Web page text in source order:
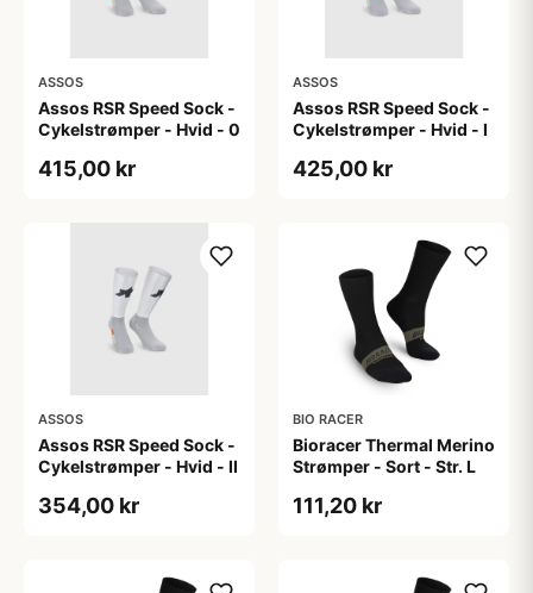
ASSOS
Assos RSR Speed Sock -
Cykelstrømper - Hvid - 0
415,00 kr
ASSOS
Assos RSR Speed Sock -
Cykelstrømper - Hvid - I
425,00 kr
ASSOS
Assos RSR Speed Sock -
Cykelstrømper - Hvid - II
354,00 kr
BIO RACER
Bioracer Thermal Merino
Strømper - Sort - Str. L
111,20 kr